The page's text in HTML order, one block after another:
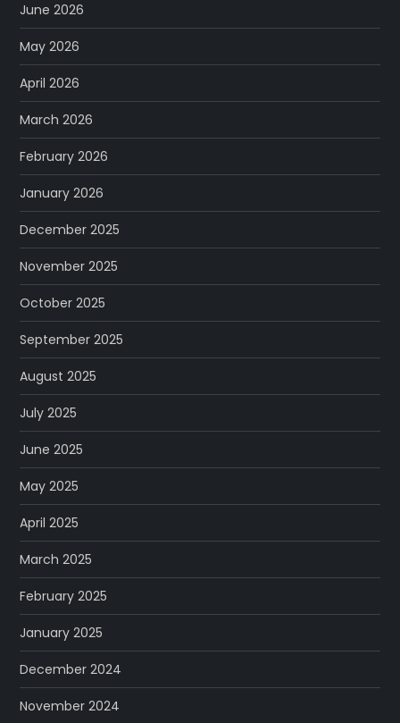
June 2026
May 2026
April 2026
March 2026
February 2026
January 2026
December 2025
November 2025
October 2025
September 2025
August 2025
July 2025
June 2025
May 2025
April 2025
March 2025
February 2025
January 2025
December 2024
November 2024